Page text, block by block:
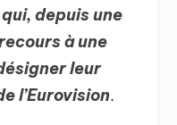
depuis une
à une
leur
l’Eurovision.